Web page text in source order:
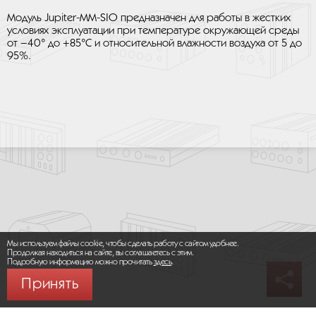
Модуль Jupiter-MM-SIO предназначен для работы в жестких
условиях эксплуатации при температуре окружающей среды
от –40° до +85°C и относительной влажности воздуха от 5 до
95%.
Мы используем файлы cookie, чтобы сделать работу с сайтом удобнее.
Продолжая находиться на сайте, вы соглашаетесь с этим.
Подробную информацию можно прочитатьздесь.
Принять